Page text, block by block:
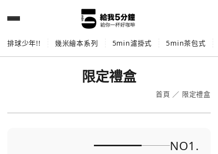
排球少年!! 幾米繪本系列 5min濾掛式 5min茶包式
限定禮盒
首頁 ／ 限定禮盒
NO1.